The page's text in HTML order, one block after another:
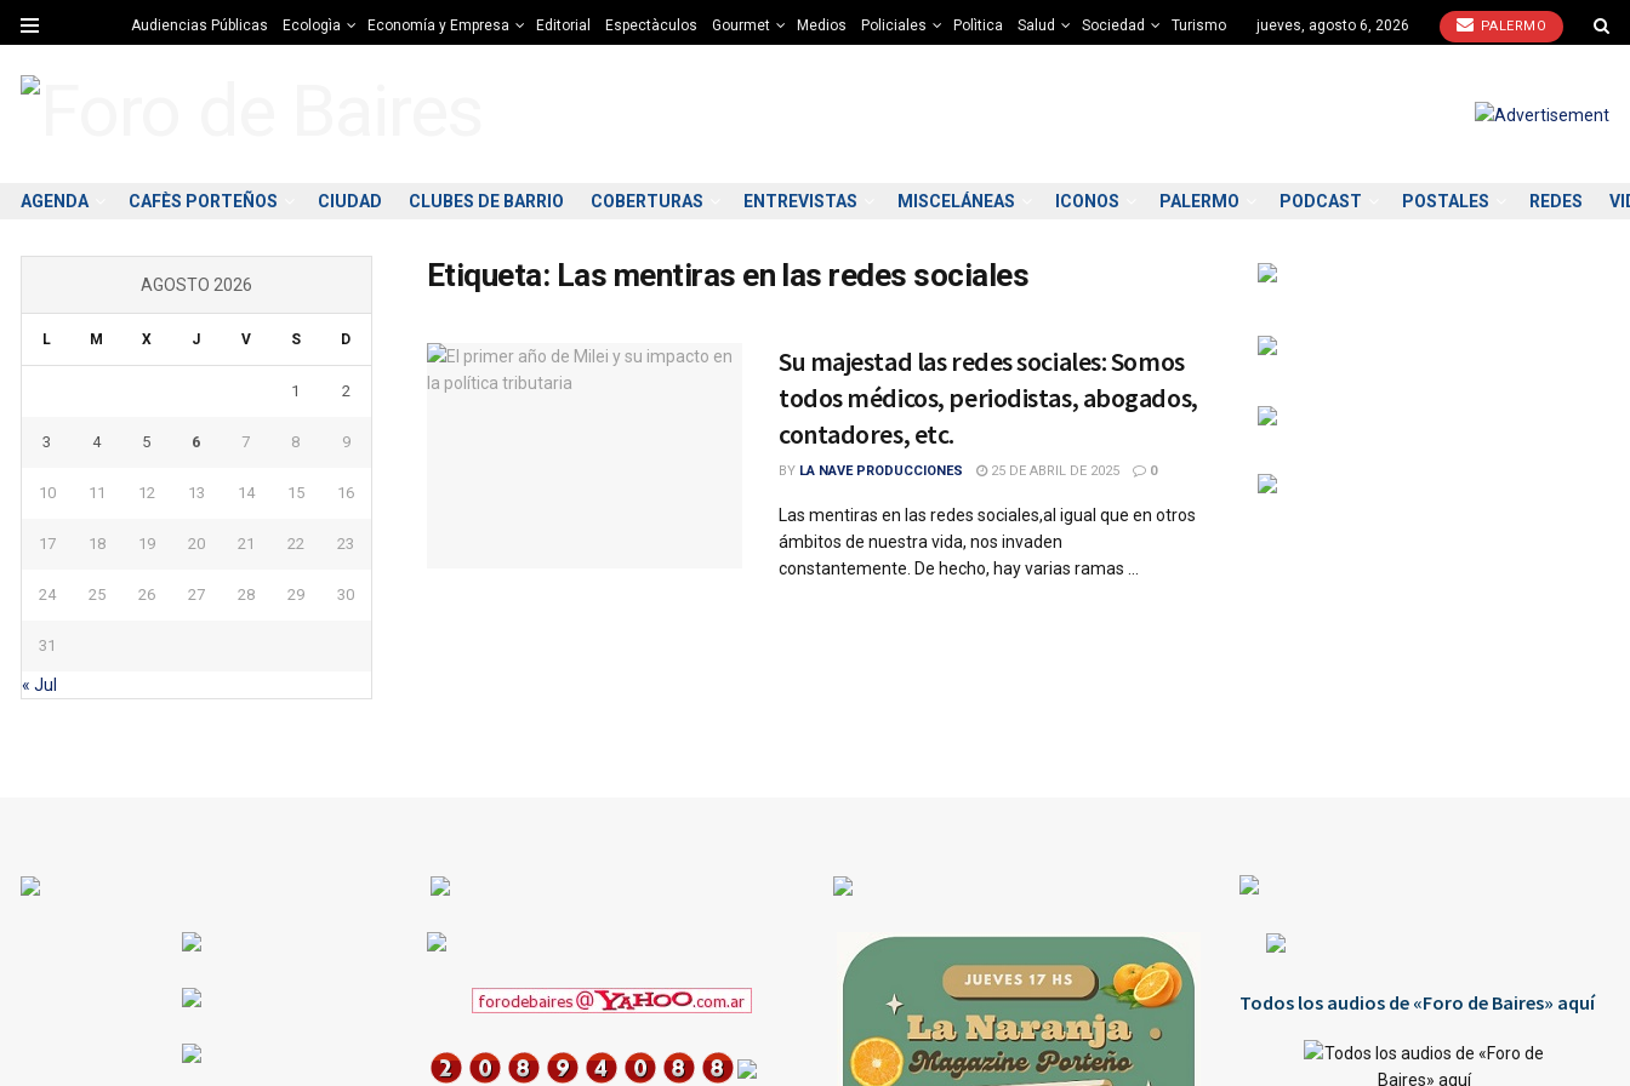
Audiencias Públicas Ecologìa Economía y Empresa Editorial Espectàculos Gourmet Medios Policiales Polìtica Salud Sociedad Turismo jueves, agosto 6, 2026 PALERMO
AGENDA CAFÈS PORTEÑOS CIUDAD CLUBES DE BARRIO COBERTURAS ENTREVISTAS MISCELÁNEAS ICONOS PALERMO PODCAST POSTALES REDES
Etiqueta: Las mentiras en las redes sociales
Su majestad las redes sociales: Somos
todos médicos, periodistas, abogados,
contadores, etc.
BY LA NAVE PRODUCCIONES 25 DE ABRIL DE 2025 0
Las mentiras en las redes sociales,al igual que en otros
ámbitos de nuestra vida, nos invaden
constantemente. De hecho, hay varias ramas ...
AGOSTO 2026
L M X J V S D
1 2
3 4 5 6 7 8 9
10 11 12 13 14 15 16
17 18 19 20 21 22 23
24 25 26 27 28 29 30
31
« Jul
Todos los audios de «Foro de Baires» aquí